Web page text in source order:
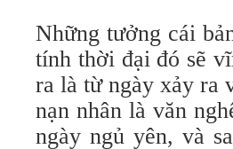
Những tưởng cái
tính thời đại đó sẽ
ra là từ ngày xảy ra
nạn nhân là văn
ngày ngủ yên, và